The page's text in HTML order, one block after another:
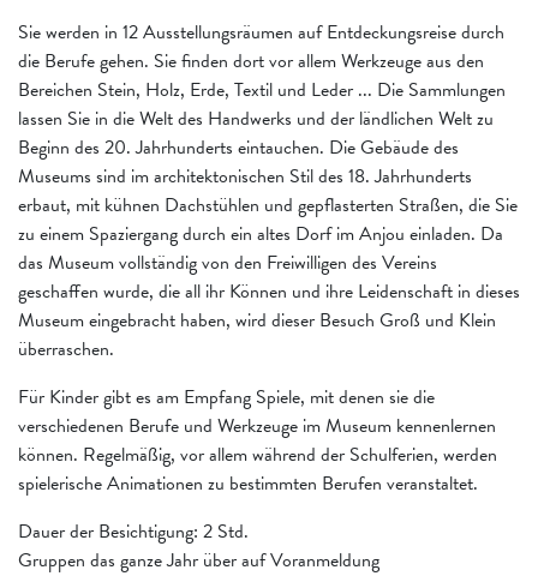
Sie werden in 12 Ausstellungsräumen auf Entdeckungsreise durch
die Berufe gehen. Sie finden dort vor allem Werkzeuge aus den
Bereichen Stein, Holz, Erde, Textil und Leder ... Die Sammlungen
lassen Sie in die Welt des Handwerks und der ländlichen Welt zu
Beginn des 20. Jahrhunderts eintauchen. Die Gebäude des
Museums sind im architektonischen Stil des 18. Jahrhunderts
erbaut, mit kühnen Dachstühlen und gepflasterten Straßen, die Sie
zu einem Spaziergang durch ein altes Dorf im Anjou einladen. Da
das Museum vollständig von den Freiwilligen des Vereins
geschaffen wurde, die all ihr Können und ihre Leidenschaft in dieses
Museum eingebracht haben, wird dieser Besuch Groß und Klein
überraschen.
Für Kinder gibt es am Empfang Spiele, mit denen sie die
verschiedenen Berufe und Werkzeuge im Museum kennenlernen
können. Regelmäßig, vor allem während der Schulferien, werden
spielerische Animationen zu bestimmten Berufen veranstaltet.
Dauer der Besichtigung: 2 Std.
Gruppen das ganze Jahr über auf Voranmeldung